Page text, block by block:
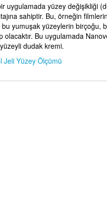
uygulamada yüzey değişikliği
sahiptir. Bu, örneğin
yumuşak yüzeylerin birçoğu,
olacaktır. Bu uygulamada
dudak kremi.
Jeli Yüzey Ölçümü